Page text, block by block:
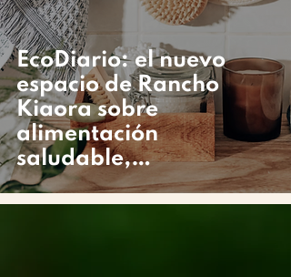
EcoDiario: el nuevo
espacio de Rancho
Kiaora sobre
alimentación
saludable,
sostenibilidad y vida
consciente